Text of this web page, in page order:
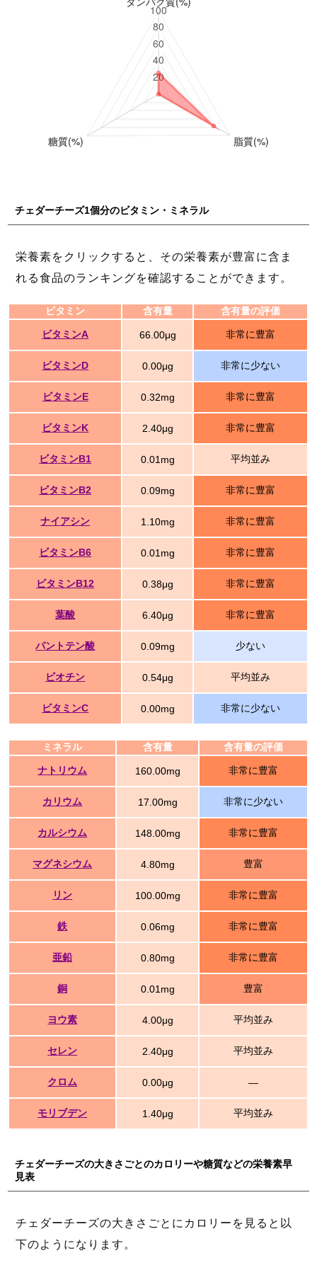
チェダーチーズ1個分のビタミン・ミネラル
栄養素をクリックすると、その栄養素が豊富に含ま
れる食品のランキングを確認することができます。
ビタミン 含有量 含有量の評価
ビタミンA 66.00μg 非常に豊富
ビタミンD 0.00μg 非常に少ない
ビタミンE 0.32mg 非常に豊富
ビタミンK 2.40μg 非常に豊富
ビタミンB1 0.01mg 平均並み
ビタミンB2 0.09mg 非常に豊富
ナイアシン 1.10mg 非常に豊富
ビタミンB6 0.01mg 非常に豊富
ビタミンB12 0.38μg 非常に豊富
葉酸 6.40μg 非常に豊富
パントテン酸 0.09mg 少ない
ビオチン 0.54μg 平均並み
ビタミンC 0.00mg 非常に少ない
ミネラル 含有量 含有量の評価
ナトリウム 160.00mg 非常に豊富
カリウム 17.00mg 非常に少ない
カルシウム 148.00mg 非常に豊富
マグネシウム 4.80mg 豊富
リン 100.00mg 非常に豊富
鉄 0.06mg 非常に豊富
亜鉛 0.80mg 非常に豊富
銅 0.01mg 豊富
ヨウ素 4.00μg 平均並み
セレン 2.40μg 平均並み
クロム 0.00μg ―
モリブデン 1.40μg 平均並み
チェダーチーズの大きさごとのカロリーや糖質などの栄養素早
見表
チェダーチーズの大きさごとにカロリーを見ると以
下のようになります。